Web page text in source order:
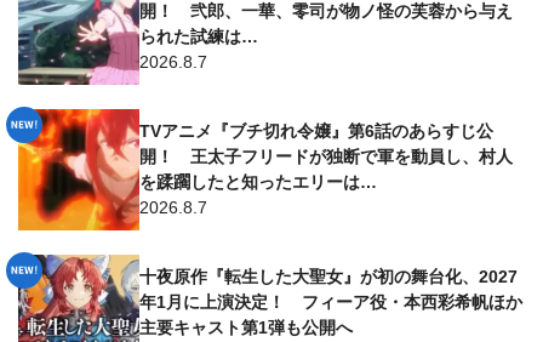
開！ 弐郎、一華、零司が物ノ怪の芙蓉から与え
られた試練は…
2026.8.7
TVアニメ『ブチ切れ令嬢』第6話のあらすじ公
開！ 王太子フリードが独断で軍を動員し、村人
を蹂躙したと知ったエリーは…
2026.8.7
十夜原作『転生した大聖女』が初の舞台化、2027
年1月に上演決定！ フィーア役・本西彩希帆ほか
主要キャスト第1弾も公開へ